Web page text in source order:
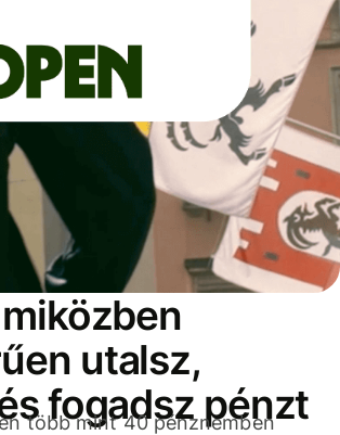
utalsz,
fogadsz pénzt
több mint 40 pénznemben